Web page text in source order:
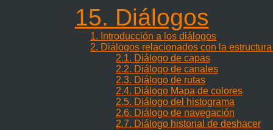
15. Diálogos
1. Introducción a los diálogos
2. Diálogos relacionados con la
2.1. Diálogo de capas
2.2. Diálogo de canales
2.3. Diálogo de rutas
2.4. Diálogo Mapa de colores
2.5. Diálogo del histograma
2.6. Diálogo de navegación
2.7. Diálogo historial de deshacer